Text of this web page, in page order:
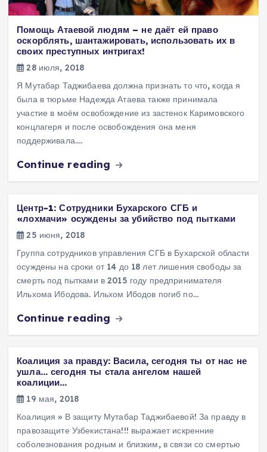
Помощь Атаевой людям – не даёт ей право
оскорблять, шантажировать, использовать их в
своих преступных интригах!
28 июля, 2018
Я Мутабар Таджибаева должна признать то что, когда я
была в тюрьме Надежда Атаева также принимала
участие в моём освобождение из застенок Каримовского
концлагеря и после освобождения она меня
поддерживала.…
Continue reading
Центр-1: Сотрудники Бухарского СГБ и
«лохмачи» осуждены за убийство под пытками
25 июня, 2018
Группа сотрудников управления СГБ в Бухарской области
осуждены на сроки от 14 до 18 лет лишения свободы за
смерть под пытками в 2015 году предпринимателя
Ильхома Ибодова. Ильхом Ибодов погиб по…
Continue reading
Коалиция за правду: Васила, сегодня ты от нас не
ушла… сегодня ты стала ангелом нашей
коалиции…
19 мая, 2018
Коалиция » В защиту Мутабар Таджибаевой! За правду в
правозащите Узбекистана!!! выражает искренние
соболезнования родным и близким, в связи со смертью